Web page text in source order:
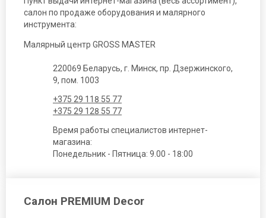
салон по продаже оборудования и малярного
инструмента:
Малярный центр GROSS MASTER
220069 Беларусь, г. Минск, пр. Дзержинского,
9, пом. 1003
+375 29 118 55 77
+375 29 128 55 77
Время работы специалистов интернет-
магазина:
Понедельник - Пятница: 9.00 - 18:00
Салон PREMIUM Decor